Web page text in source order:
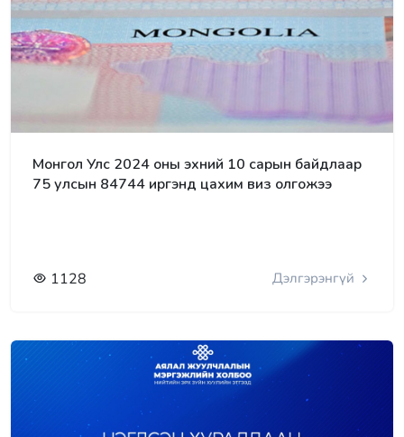
Монгол Улс 2024 оны эхний 10 сарын байдлаар
75 улсын 84744 иргэнд цахим виз олгожээ
1128 Дэлгэрэнгүй